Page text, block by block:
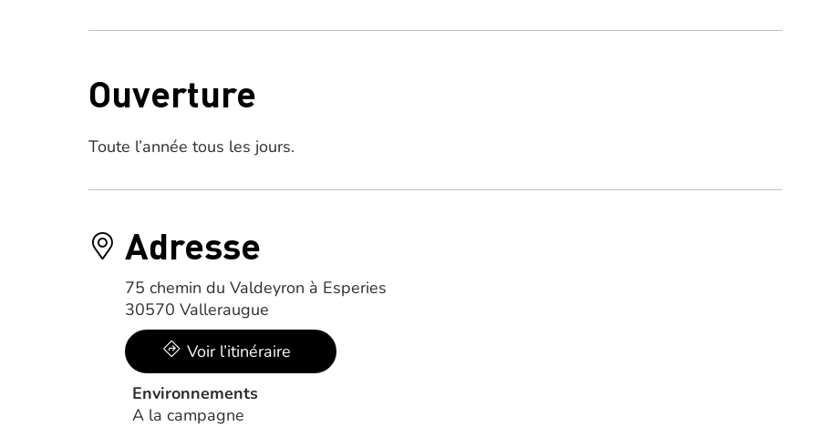
Ouverture
Toute l’année tous les jours.
Adresse
75 chemin du Valdeyron à Esperies
30570 Valleraugue
Voir l’itinéraire
Environnements
A la campagne